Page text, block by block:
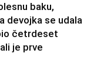
baku,
devojka se udala
četrdeset
je prve